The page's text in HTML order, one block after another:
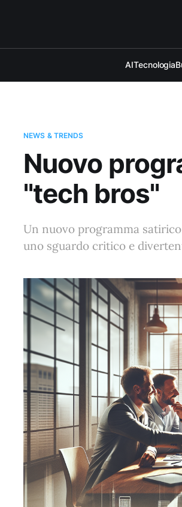
AITecnologia
NEWS & TRENDS
Nuovo
"tech bros"
Un nuovo programma
uno sguardo critico e